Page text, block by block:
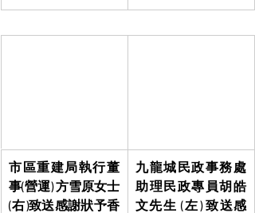
市區重建局執行董
事(營運) 方雪原女士
(右)致送感謝狀予香
九龍城民政事務處
助理民政專員胡皓
文先生 (左) 致送感